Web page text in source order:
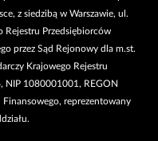
z siedzibą w Warszawie, ul.
Rejestru Przedsiębiorców
przez Sąd Rejonowy dla m.st.
Krajowego Rejestru
NIP 1080001001, REGON
reprezentowany